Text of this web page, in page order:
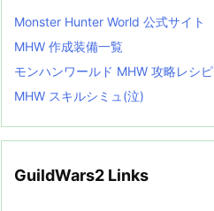
Monster Hunter World 公式サイト
MHW 作成装備一覧
モンハンワールド MHW 攻略レシピ
MHW スキルシミュ(泣)
GuildWars2 Links